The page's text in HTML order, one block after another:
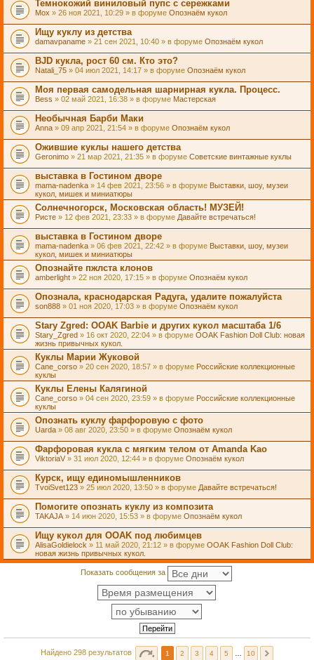
Темнокожий виниловый пупс с сережками
Mox » 26 ноя 2021, 10:29 » в форуме Опознаём кукол
Ищу куклу из детства
damavpaname » 21 сен 2021, 10:40 » в форуме Опознаём кукол
BJD кукла, рост 60 см. Кто это?
Natali_75 » 04 июл 2021, 14:17 » в форуме Опознаём кукол
Моя первая самодельная шарнирная кукла. Процесс.
Bess » 02 май 2021, 16:38 » в форуме Мастерская
Необычная Барби Маки
Anna » 09 апр 2021, 21:54 » в форуме Опознаём кукол
Ожившие куклы нашего детства
Geronimo » 21 мар 2021, 21:35 » в форуме Советские винтажные куклы
выставка в Гостином дворе
mama-nadenka » 14 фев 2021, 23:56 » в форуме Выставки, шоу, музеи
кукол, мишек и миниатюры
Солнечногорск, Московская область! МУЗЕЙ!
Ристе » 12 фев 2021, 23:33 » в форуме Давайте встречаться!
выставка в Гостином дворе
mama-nadenka » 06 фев 2021, 22:42 » в форуме Выставки, шоу, музеи
кукол, мишек и миниатюры
Опознайте пжлста клонов
amberlight » 22 ноя 2020, 17:15 » в форуме Опознаём кукол
Опознала, краснодарская Радуга, удалите пожалуйста
son888 » 01 ноя 2020, 17:03 » в форуме Опознаём кукол
Stary Zgred: OOAK Barbie и других кукол масштаба 1/6
Stary_Zgred » 16 окт 2020, 22:04 » в форуме OOAK Fashion Doll Club: новая
жизнь привычных кукол.
Куклы Марии Жуковой
Cane_corso » 20 сен 2020, 18:57 » в форуме Российские коллекционные
куклы
Куклы Елены Калягиной
Cane_corso » 04 сен 2020, 23:59 » в форуме Российские коллекционные
куклы
Опознать куклу фарфоровую с фото
Uarda » 08 авг 2020, 23:50 » в форуме Опознаём кукол
Фарфоровая кукла с мягким телом от Amanda Kao
ViktoriaV» 31 июл 2020, 12:44 » в форуме Опознаём кукол
Курск, ищу единомышленников
TvoiSvet123 » 25 июл 2020, 13:50 » в форуме Давайте встречаться!
Помогите опознать куклу из композита
TAKAJA » 14 июн 2020, 15:53 » в форуме Опознаём кукол
Ищу кукол для OOAK под любимцев
AlisaGoldielock » 11 май 2020, 21:12 » в форуме OOAK Fashion Doll Club:
новая жизнь привычных кукол.
Показать сообщения за
Найдено 298 результатов 1 2 3 4 5 10